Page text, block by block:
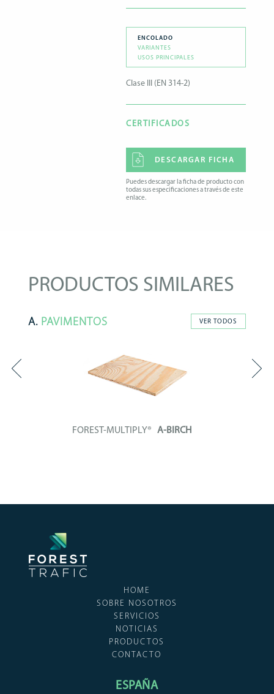
ENCOLADO
VARIANTES
USOS PRINCIPALES
Clase III (EN 314-2)
CERTIFICADOS
DESCARGAR FICHA
Puedes descargar la ficha de producto con
todas sus especificaciones a través de este
enlace.
PRODUCTOS SIMILARES
A. PAVIMENTOS VER TODOS
FOREST-MULTIPLY® A-BIRCH
HOME
SOBRE NOSOTROS
SERVICIOS
NOTICIAS
PRODUCTOS
CONTACTO
ESPAÑA